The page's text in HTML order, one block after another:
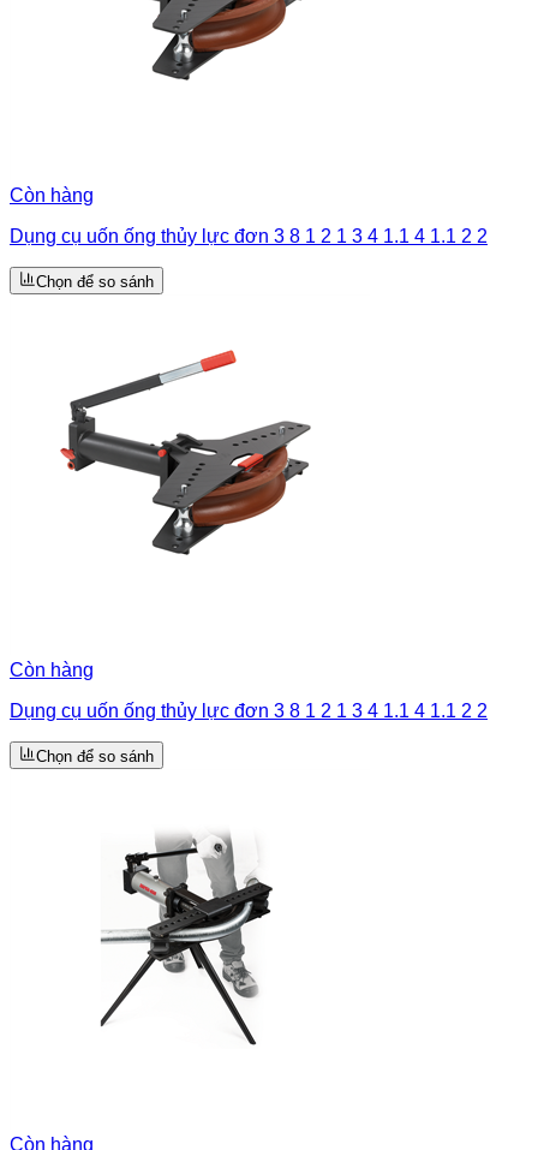
Còn hàng
Dụng cụ uốn ống thủy lực đơn 3 8 1 2 1 3 4 1.1 4 1.1 2 2
Chọn để so sánh
Còn hàng
Dụng cụ uốn ống thủy lực đơn 3 8 1 2 1 3 4 1.1 4 1.1 2 2
Chọn để so sánh
Còn hàng